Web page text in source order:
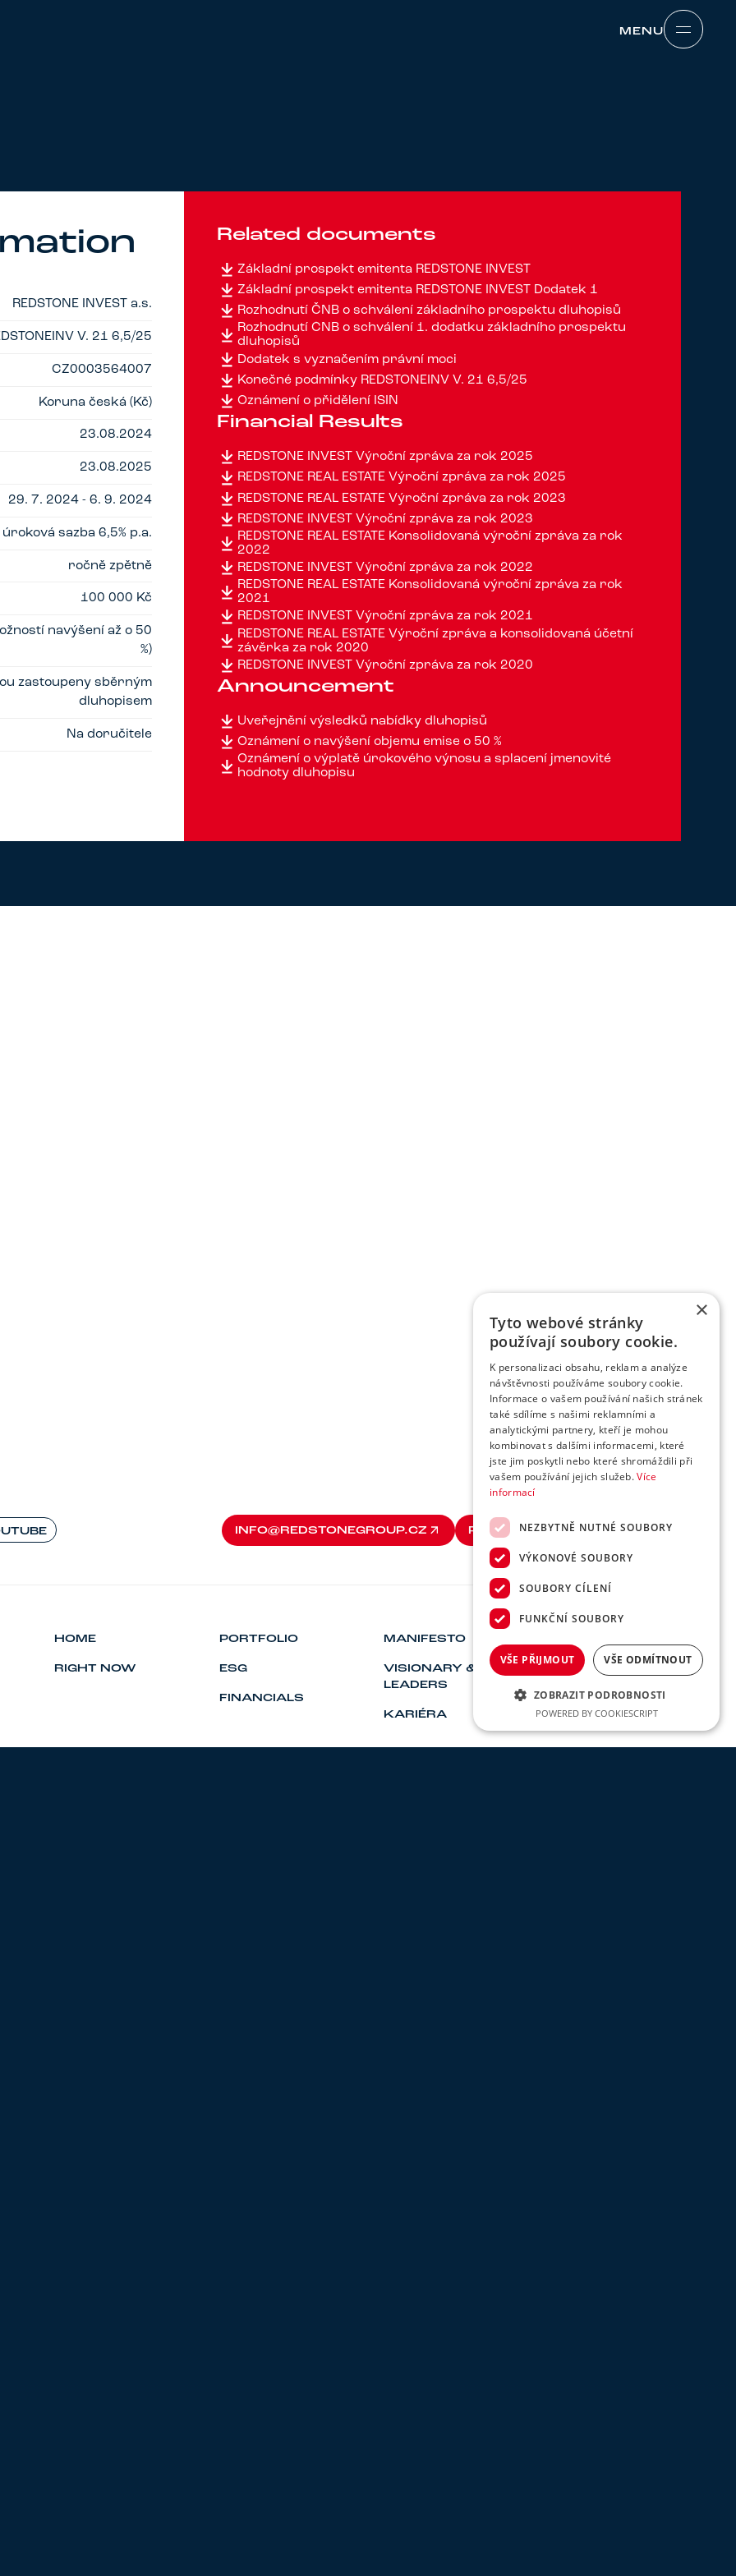
MENU
REDSTONE INVEST a.s.
V. 21 6,5/25
CZ0003564007
Koruna česká (Kč)
23.08.2024
23.08.2025
29. 7. 2024 - 6. 9. 2024
sazba 6,5% p.a.
ročně zpětně
100 000 Kč
navýšení až o 50
%)
zastoupeny sběrným
dluhopisem
Na doručitele
Related documents
Základní prospekt emitenta REDSTONE INVEST
Základní prospekt emitenta REDSTONE INVEST Dodatek 1
Rozhodnutí ČNB o schválení základního prospektu dluhopisů
Rozhodnutí ČNB o schválení 1. dodatku základního prospektu
dluhopisů
Dodatek s vyznačením právní moci
Konečné podmínky REDSTONEINV V. 21 6,5/25
Oznámení o přidělení ISIN
Financial Results
REDSTONE INVEST Výroční zpráva za rok 2025
REDSTONE REAL ESTATE Výroční zpráva za rok 2025
REDSTONE REAL ESTATE Výroční zpráva za rok 2023
REDSTONE INVEST Výroční zpráva za rok 2023
REDSTONE REAL ESTATE Konsolidovaná výroční zpráva za rok
2022
REDSTONE INVEST Výroční zpráva za rok 2022
REDSTONE REAL ESTATE Konsolidovaná výroční zpráva za rok
2021
REDSTONE INVEST Výroční zpráva za rok 2021
REDSTONE REAL ESTATE Výroční zpráva a konsolidovaná účetní
závěrka za rok 2020
REDSTONE INVEST Výroční zpráva za rok 2020
Announcement
Uveřejnění výsledků nabídky dluhopisů
Oznámení o navýšení objemu emise o 50 %
Oznámení o výplatě úrokového výnosu a splacení jmenovité
hodnoty dluhopisu
INFO@REDSTONEGROUP.CZ
INFO@REDSTONEGROUP.CZ
PHONE: +420 588 886 201
PHONE: +420 588 886 201
HOME
RIGHT NOW
PORTFOLIO
ESG
FINANCIALS
MANIFESTO
VISIONARY &
LEADERS
KARIÉRA
×
Tyto webové stránky
používají soubory cookie.
K personalizaci obsahu, reklam a analýze
návštěvnosti používáme soubory cookie.
Informace o vašem používání našich stránek
také sdílíme s našimi reklamními a
analytickými partnery, kteří je mohou
kombinovat s dalšími informacemi, které
jste jim poskytli nebo které shromáždili při
vašem používání jejich služeb.Více
informací
NEZBYTNĚ NUTNÉ SOUBORY
VÝKONOVÉ SOUBORY
SOUBORY CÍLENÍ
FUNKČNÍ SOUBORY
VŠE PŘIJMOUT VŠE ODMÍTNOUT
ZOBRAZIT PODROBNOSTI
POWERED BY COOKIESCRIPT